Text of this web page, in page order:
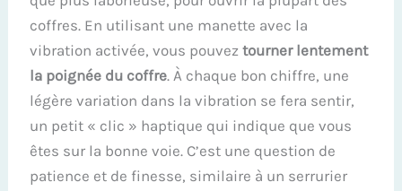
coffres. En utilisant une manette avec la
vibration activée, vous pouveztourner lentement
la poignée du coffre. À chaque bon chiffre, une
légère variation dans la vibration se fera sentir,
un petit « clic » haptique qui indique que vous
êtes sur la bonne voie. C’est une question de
patience et de finesse, similaire à un serrurier